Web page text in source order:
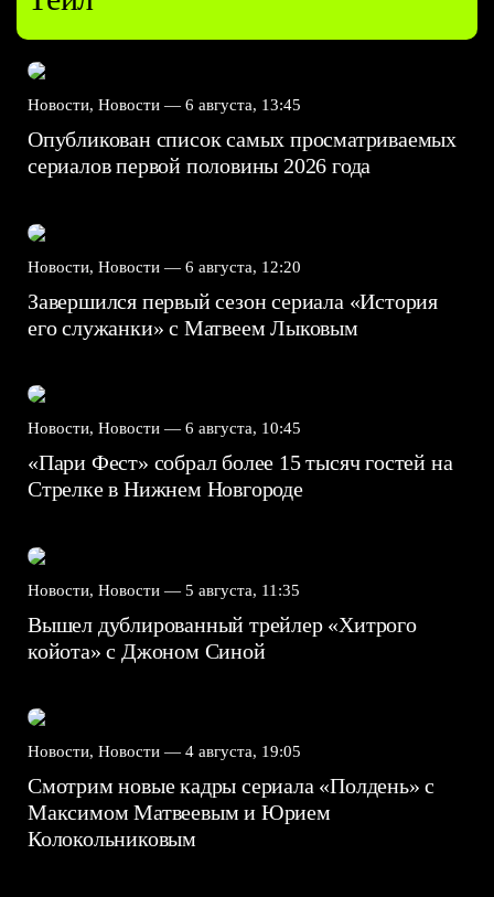
Новости, Новости — 6 августа, 13:45
Опубликован список самых просматриваемых
сериалов первой половины 2026 года
Новости, Новости — 6 августа, 12:20
Завершился первый сезон сериала «История
его служанки» с Матвеем Лыковым
Новости, Новости — 6 августа, 10:45
«Пари Фест» собрал более 15 тысяч гостей на
Стрелке в Нижнем Новгороде
Новости, Новости — 5 августа, 11:35
Вышел дублированный трейлер «Хитрого
койота» с Джоном Синой
Новости, Новости — 4 августа, 19:05
Смотрим новые кадры сериала «Полдень» с
Максимом Матвеевым и Юрием
Колокольниковым